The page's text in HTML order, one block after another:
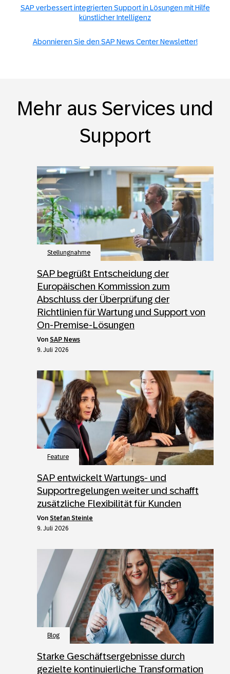
SAP verbessert integrierten Support in Lösungen mit Hilfe
künstlicher Intelligenz
Abonnieren Sie den SAP News Center Newsletter!
Mehr aus Services und
Support
Stellungnahme
SAP begrüßt Entscheidung der
Europäischen Kommission zum
Abschluss der Überprüfung der
Richtlinien für Wartung und Support von
On-Premise-Lösungen
von SAP News
9. Juli 2026
Feature
SAP entwickelt Wartungs- und
Supportregelungen weiter und schafft
zusätzliche Flexibilität für Kunden
von Stefan Steinle
9. Juli 2026
Blog
Starke Geschäftsergebnisse durch
gezielte kontinuierliche Transformation